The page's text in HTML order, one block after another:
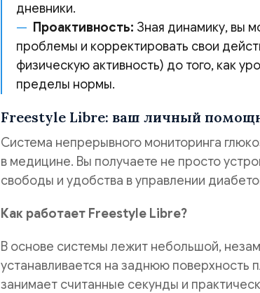
дневники.
Проактивность: Зная динамику, вы
проблемы и корректировать свои
физическую активность) до того, как
пределы нормы.
Freestyle Libre: ваш личный
Система непрерывного мониторинга
в медицине. Вы получаете не просто
свободы и удобства в управлении
Как работает Freestyle Libre?
В основе системы лежит небольшой,
устанавливается на заднюю поверхность
занимает считанные секунды и